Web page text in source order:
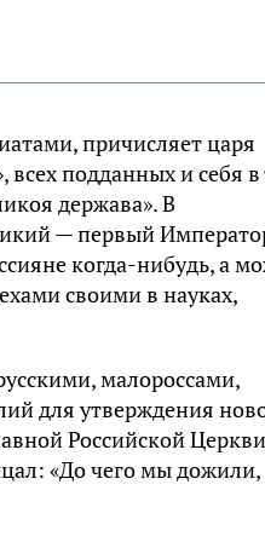
причисляет царя
подданных и себя
держава». В
— первый
когда-нибудь, а
своими в науках,
малороссами,
для утверждения
Российской
«До чего мы дожили,